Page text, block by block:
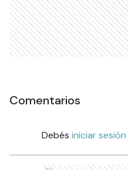
Comentarios
Debés iniciar sesión
Ads